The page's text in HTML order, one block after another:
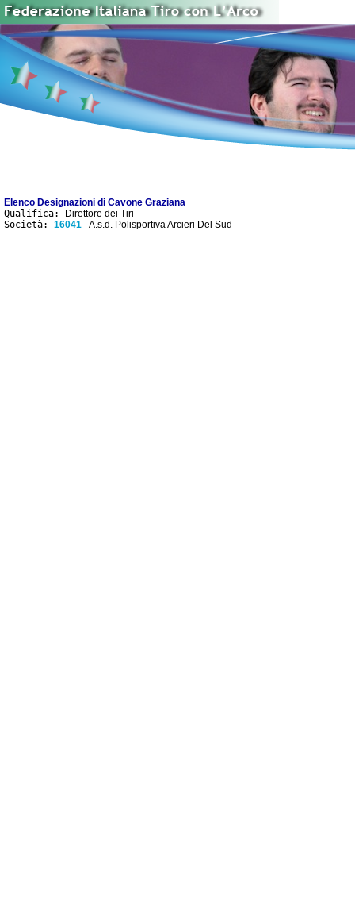
Elenco Designazioni di Cavone Graziana
Qualifica:
Direttore dei Tiri
Società: 16041 - A.s.d. Polisportiva Arcieri Del Sud